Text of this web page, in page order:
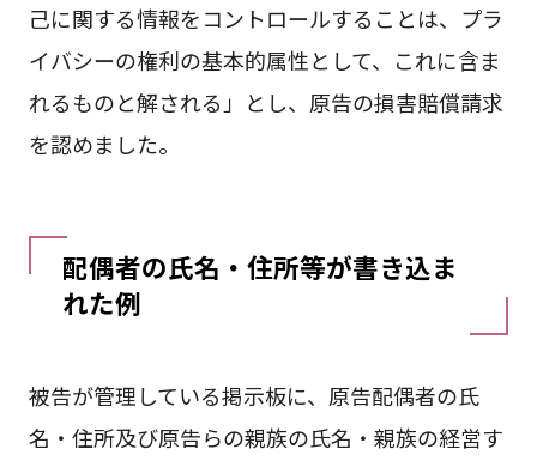
己に関する情報をコントロールすることは、プラ
イバシーの権利の基本的属性として、これに含ま
れるものと解される」とし、原告の損害賠償請求
を認めました。
配偶者の氏名・住所等が書き込ま
れた例
被告が管理している掲示板に、原告配偶者の氏
名・住所及び原告らの親族の氏名・親族の経営す